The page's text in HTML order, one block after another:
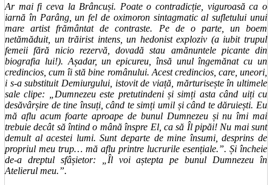
Ar mai fi ceva la Brâncuși. Poate o contradicție, viguroasă ca o
iarnă în Parâng, un fel de oximoron sintagmatic al sufletului unui
mare artist frământat de contraste. Pe de o parte, un boem
netămăduit, un trăirist intens, un hedonist exploziv (a iubit trupul
femeii fără nicio rezervă, dovadă stau amănuntele picante din
biografia lui!). Așadar, un epicureu, însă unul îngemănat cu un
credincios, cum îi stă bine românului. Acest credincios, care, uneori,
i s-a substituit Demiurgului, istovit de viață, mărturisește în ultimele
sale clipe: „Dumnezeu este pretutindeni și simți asta când uiți cu
desăvârșire de tine însuți, când te simți umil și când te dăruiești. Eu
mă aflu acum foarte aproape de bunul Dumnezeu și nu îmi mai
trebuie decât să întind o mână înspre El, ca să Îl pipăi! Nu mai sunt
demult al acestei lumi. Sunt departe de mine însumi, desprins de
propriul meu trup… mă aflu printre lucrurile esențiale.”. Și încheie
de-a dreptul sfâșietor: „Îl voi aștepta pe bunul Dumnezeu în
Atelierul meu.”.